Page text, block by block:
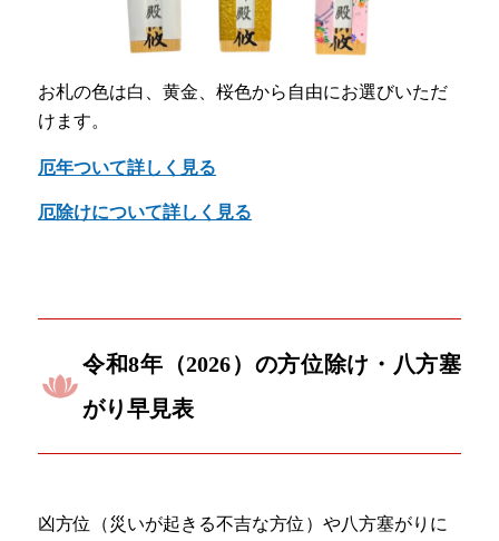
お札の色は白、黄金、桜色から自由にお選びいただ
けます。
厄年ついて詳しく見る
厄除けについて詳しく見る
令和8年（2026）の方位除け・八方塞
がり早見表
凶方位（災いが起きる不吉な方位）や八方塞がりに